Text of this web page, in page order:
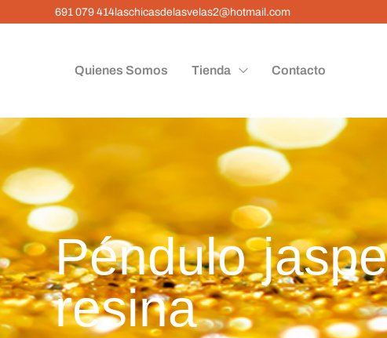
691 079 414laschicasdelasvelas2@hotmail.com
Quienes Somos Tienda Contacto
Péndulo
resina